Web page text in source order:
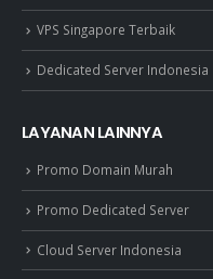
VPS Singapore Terbaik
Dedicated Server Indonesia
LAYANAN LAINNYA
Promo Domain Murah
Promo Dedicated Server
Cloud Server Indonesia